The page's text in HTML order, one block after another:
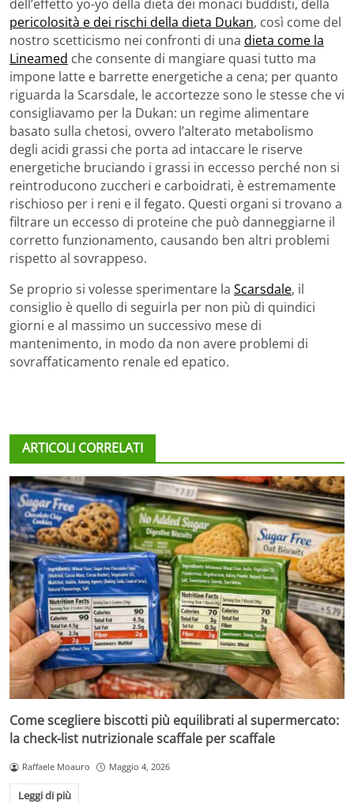
dell’effetto yo-yo della dieta dei monaci buddisti, della
pericolosità e dei rischi della dieta Dukan, così come del
nostro scetticismo nei confronti di una dieta come la
Lineamed che consente di mangiare quasi tutto ma
impone latte e barrette energetiche a cena; per quanto
riguarda la Scarsdale, le accortezze sono le stesse che vi
consigliavamo per la Dukan: un regime alimentare
basato sulla chetosi, ovvero l’alterato metabolismo
degli acidi grassi che porta ad intaccare le riserve
energetiche bruciando i grassi in eccesso perché non si
reintroducono zuccheri e carboidrati, è estremamente
rischioso per i reni e il fegato. Questi organi si trovano a
filtrare un eccesso di proteine che può danneggiarne il
corretto funzionamento, causando ben altri problemi
rispetto al sovrappeso.
Se proprio si volesse sperimentare la Scarsdale, il
consiglio è quello di seguirla per non più di quindici
giorni e al massimo un successivo mese di
mantenimento, in modo da non avere problemi di
sovraffaticamento renale ed epatico.
ARTICOLI CORRELATI
Come scegliere biscotti più equilibrati al supermercato:
la check-list nutrizionale scaffale per scaffale
Raffaele Moauro Maggio 4, 2026
Leggi di più